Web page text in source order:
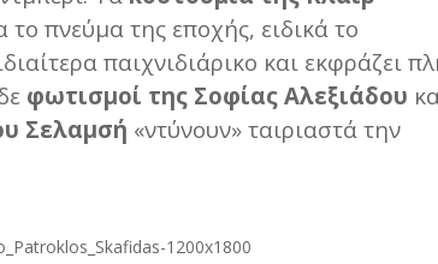
πνεύμα της εποχής, ειδικά το
παιχνιδιάρικο και εκφράζει
φωτισμοί της Σοφίας Αλεξιάδου
Σελαμσή «ντύνουν» ταιριαστά την